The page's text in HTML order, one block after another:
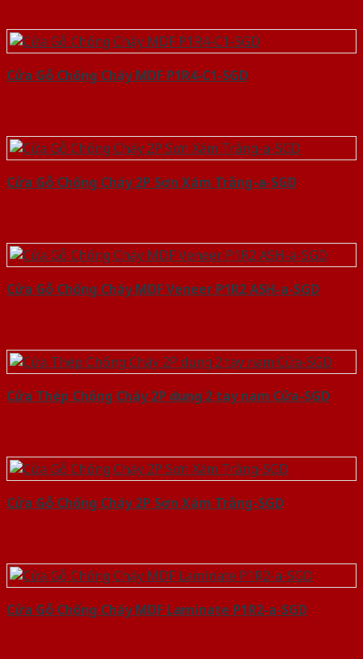
Cửa Gỗ Chống Cháy MDF P1R4-C1-SGD
Cửa Gỗ Chống Cháy 2P Sơn Xám Trắng-a-SGD
Cửa Gỗ Chống Cháy MDF Veneer P1R2 ASH-a-SGD
Cửa Thép Chống Cháy 2P dung 2 tay nam Cửa-SGD
Cửa Gỗ Chống Cháy 2P Sơn Xám Trắng-SGD
Cửa Gỗ Chống Cháy MDF Laminate P1R2-a-SGD